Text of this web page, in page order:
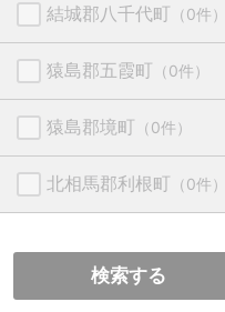
結城郡八千代町 （0件）
猿島郡五霞町 （0件）
猿島郡境町 （0件）
北相馬郡利根町 （0件）
検索する